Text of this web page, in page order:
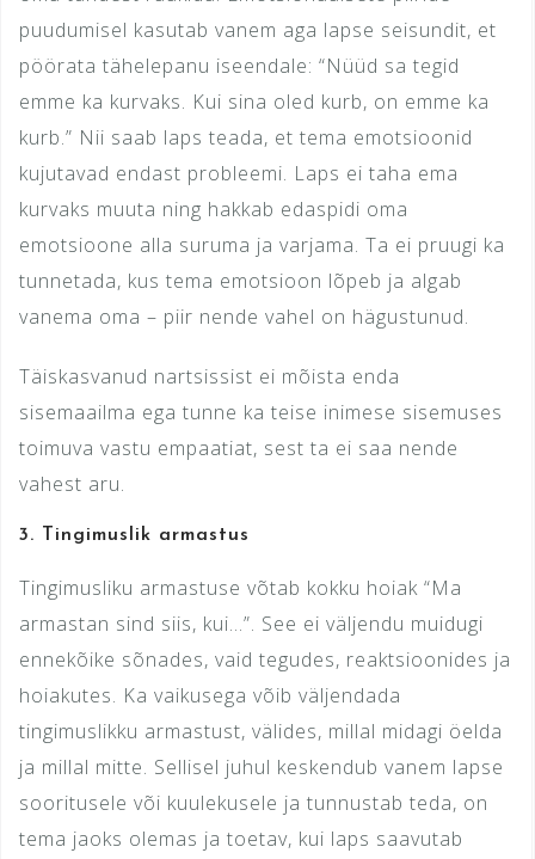
puudumisel kasutab vanem aga lapse seisundit, et
pöörata tähelepanu iseendale: “Nüüd sa tegid
emme ka kurvaks. Kui sina oled kurb, on emme ka
kurb.” Nii saab laps teada, et tema emotsioonid
kujutavad endast probleemi. Laps ei taha ema
kurvaks muuta ning hakkab edaspidi oma
emotsioone alla suruma ja varjama. Ta ei pruugi ka
tunnetada, kus tema emotsioon lõpeb ja algab
vanema oma – piir nende vahel on hägustunud.
Täiskasvanud nartsissist ei mõista enda
sisemaailma ega tunne ka teise inimese sisemuses
toimuva vastu empaatiat, sest ta ei saa nende
vahest aru.
3. Tingimuslik armastus
Tingimusliku armastuse võtab kokku hoiak “Ma
armastan sind siis, kui…”. See ei väljendu muidugi
ennekõike sõnades, vaid tegudes, reaktsioonides ja
hoiakutes. Ka vaikusega võib väljendada
tingimuslikku armastust, välides, millal midagi öelda
ja millal mitte. Sellisel juhul keskendub vanem lapse
sooritusele või kuulekusele ja tunnustab teda, on
tema jaoks olemas ja toetav, kui laps saavutab